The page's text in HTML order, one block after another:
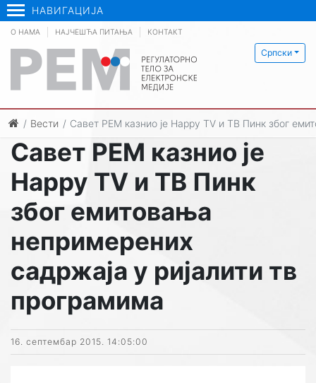
НАВИГАЦИЈА
Српски
О НАМА НАЈЧЕШЋА ПИТАЊА КОНТАКТ
Вести Савет РЕМ казнио је Happy TV и ТВ Пинк због
Савет РЕМ казнио је
Happy TV и ТВ Пинк
због емитовања
непримерених
садржаја у ријалити тв
програмима
16. септембар 2015. 14:05:00